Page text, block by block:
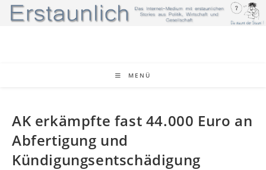
MENÜ
AK erkämpfte fast 44.000 Euro an
Abfertigung und
Kündigungsentschädigung